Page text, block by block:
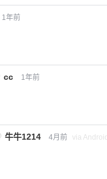
1年前
cc 1年前
牛牛1214 4月前 via Android